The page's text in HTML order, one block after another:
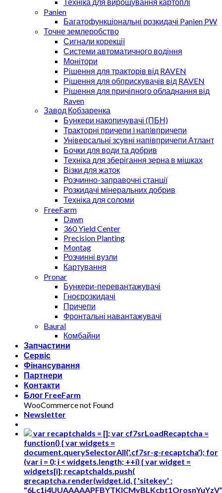
Техніка для вирощування картоплі
Panien
Багатофункціональні розкидачі Panien PW
Точне землеробство
Сигнали корекції
Системи автоматичного водіння
Монітори
Рішення для тракторів від RAVEN
Рішення для обприскувачів від RAVEN
Рішення для причіпного обладнання від
Raven
Завод Кобзаренка
Бункери накопичувачі (ПБН)
Тракторні причепи i напiвпричепи
Універсальні зсувні напівпричепи Атлант
Бочки для води та добрив
Техніка для зберігання зерна в мішках
Візки для жаток
Розчинно-заправочні станції
Розкидачі мінеральних добрив
Техніка для соломи
FreeFarm
Dawn
360 Yield Center
Precision Planting
Montag
Розчинні вузли
Картування
Pronar
Бункери-перевантажувачі
Гноєрозкидачі
Причепи
Фронтальні навантажувачі
Baural
Комбайни
Запчастини
Сервіс
Фінансування
Партнери
Контакти
Блог FreeFarm
WooCommerce not Found
Newsletter
var recaptchaIds = []; var cf7srLoadRecaptcha =
function() { var widgets =
document.querySelectorAll('.cf7sr-g-recaptcha'); for
(var i = 0; i < widgets.length; ++i) { var widget =
widgets[i]; recaptchaIds.push(
grecaptcha.render(widget.id, { 'sitekey' :